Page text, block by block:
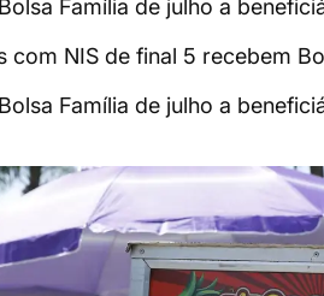
Família de julho a
com NIS de final 5 recebem
Família de julho a